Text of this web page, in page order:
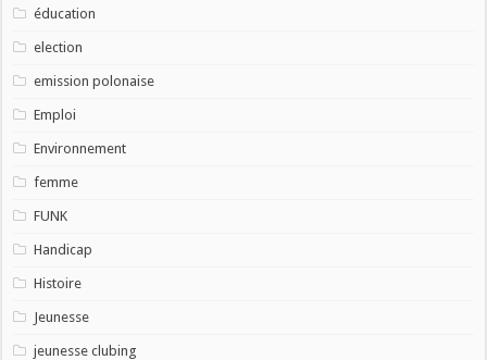
éducation
election
emission polonaise
Emploi
Environnement
femme
FUNK
Handicap
Histoire
Jeunesse
jeunesse clubing